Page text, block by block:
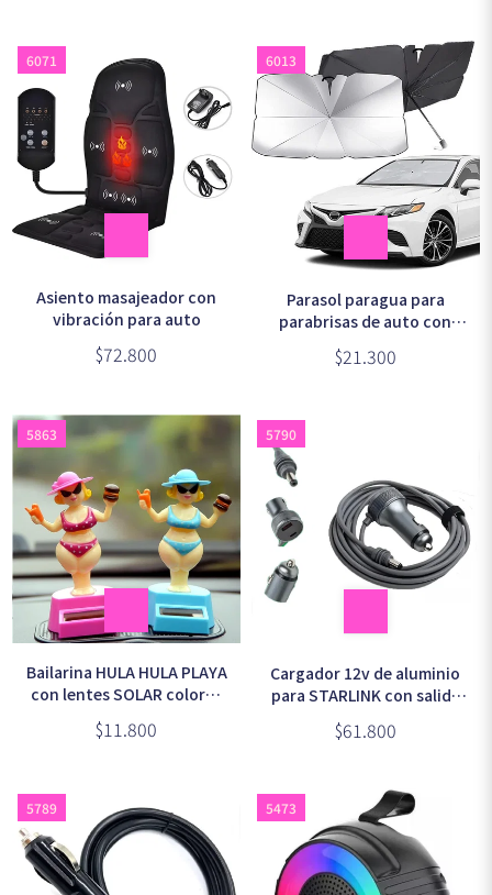
6071
Asiento masajeador con
vibración para auto
$72.800
6013
Parasol paragua para
parabrisas de auto con
$21.300
5863
Bailarina HULA HULA PLAYA
con lentes SOLAR colores
$11.800
5790
Cargador 12v de aluminio
para STARLINK con salida
(SM6510a)
$61.800
5789 5473